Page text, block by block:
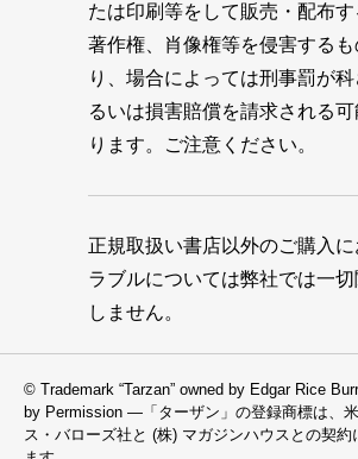
たは印刷等をして販売・配布
著作権、肖像権等を侵害するも
り、場合によっては刑事罰が
るいは損害賠償を請求される
ります。ご注意ください。
正規取扱い書店以外のご購入に
ラブルについては弊社では一切
しません。
© Trademark “Tarzan” owned by Edgar Rice
by Permission —「ターザン」の登録商標は、
ス・バローズ社と (株) マガジンハウスとの契